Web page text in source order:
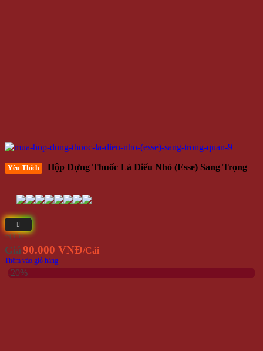
Yêu Thích Hộp Đựng Thuốc Lá Điếu Nhỏ (esse) Sang Trọng
⭐(3.5)
Giá90.000 VNĐ/Cái
Thêm vào giỏ hàng
-20%